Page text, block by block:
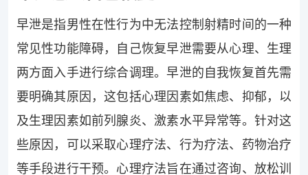
早泄是指男性在性行为中无法控制射精时间的一种
常见性功能障碍，自己恢复早泄需要从心理、生理
两方面入手进行综合调理。早泄的自我恢复首先需
要明确其原因，这包括心理因素如焦虑、抑郁，以
及生理因素如前列腺炎、激素水平异常等。针对这
些原因，可以采取心理疗法、行为疗法、药物治疗
等手段进行干预。心理疗法旨在通过咨询、放松训